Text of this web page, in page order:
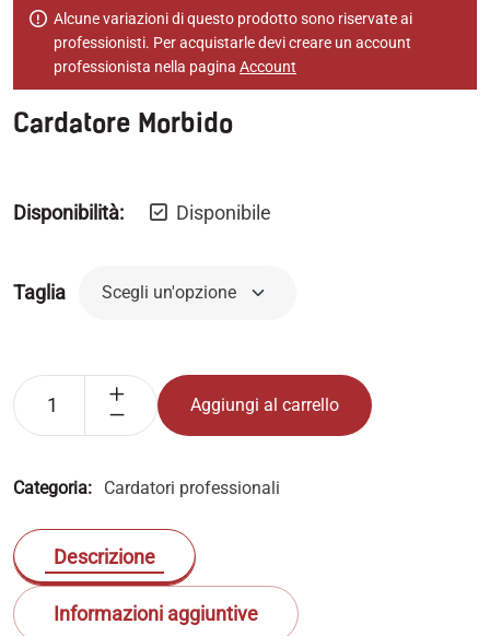
Alcune variazioni di questo prodotto sono riservate ai
professionisti. Per acquistarle devi creare un account
professionista nella pagina Account
Cardatore Morbido
Disponibilità: Disponibile
Taglia
Aggiungi al carrello
Categoria: Cardatori professionali
Descrizione
Informazioni aggiuntive